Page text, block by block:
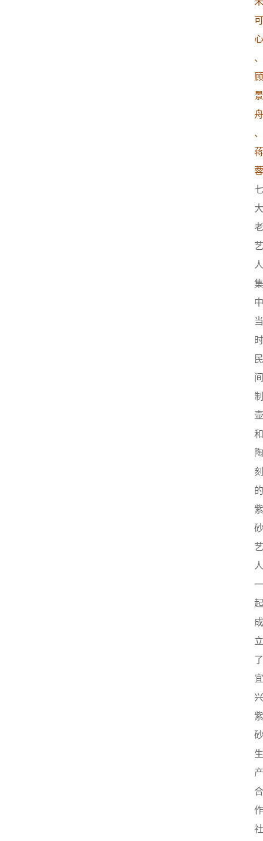
可
心
、
顾
景
舟
、
蒋
蓉
七
大
老
艺
人
集
中
当
时
民
间
制
壶
和
陶
刻
的
紫
砂
艺
人
一
起
成
立
了
宜
兴
紫
砂
生
产
合
作
社